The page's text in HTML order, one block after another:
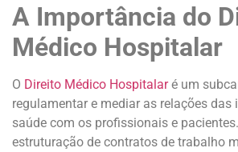
A Importância do
Médico Hospitalar
O Direito Médico Hospitalaré um
regulamentar e mediar as relações das
saúde com os profissionais e
estruturação de contratos de trabalho